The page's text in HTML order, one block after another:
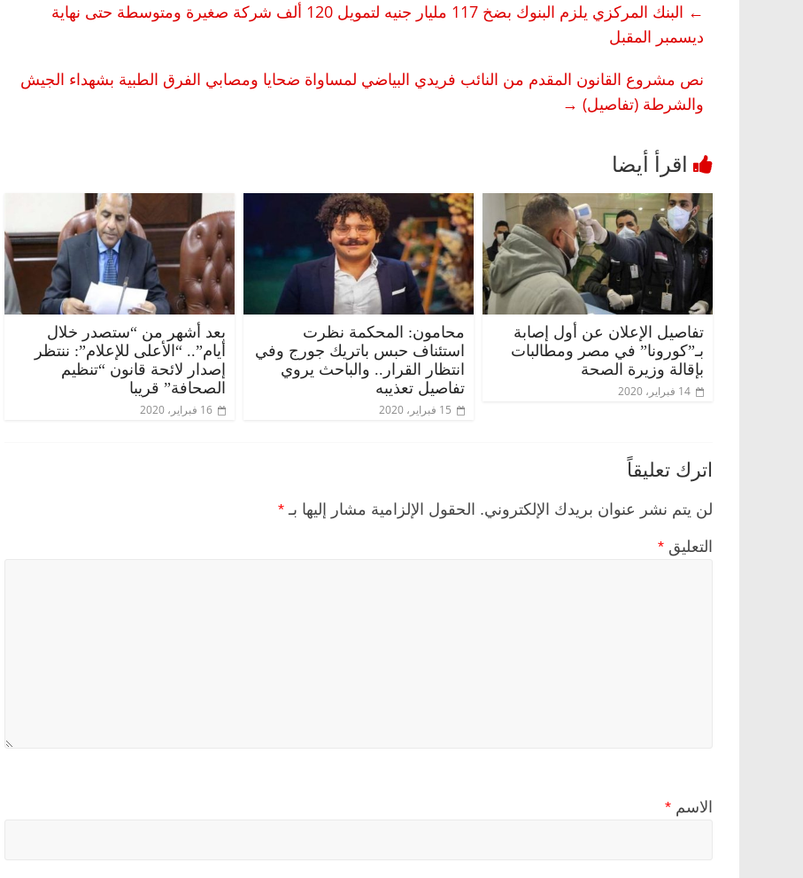
←
البنك المركزي يلزم البنوك بضخ 117 مليار جنيه لتمويل 120 ألف شركة صغيرة ومتوسطة حتى نهاية
ديسمبر المقبل
نص مشروع القانون المقدم من النائب فريدي البياضي لمساواة ضحايا ومصابي الفرق الطبية بشهداء الجيش
والشرطة (تفاصيل) →
تفاصيل الإعلان عن أول إصابة
بـ”كورونا” في مصر ومطالبات
بإقالة وزيرة الصحة
14 فبراير، 2020
محامون: المحكمة نظرت
استئناف حبس باتريك جورج وفي
انتظار القرار.. والباحث يروي
تفاصيل تعذيبه
15 فبراير، 2020
بعد أشهر من “ستصدر خلال
أيام”.. “الأعلى للإعلام”: ننتظر
إصدار لائحة قانون “تنظيم
الصحافة” قريبا
16 فبراير، 2020
اترك تعليقاً
لن يتم نشر عنوان بريدك الإلكتروني. الحقول الإلزامية مشار إليها بـ *
التعليق *
الاسم *